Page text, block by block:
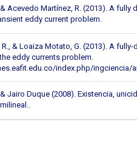
Acevedo Martínez, R. (2013). A fully
eddy current problem.
& Loaiza Motato, G. (2013). A
eddy currents problem.
index.php/ingciencia/
Jairo Duque (2008). Existencia,